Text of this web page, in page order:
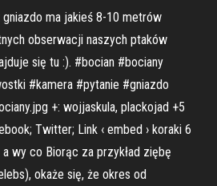
ma jakieś 8-10 metrów
obserwacji naszych ptaków
się tu :). #bocian #bociany
#kamera #pytanie #gniazdo
+: wojjaskula, plackojad +5
Twitter; Link ‹ embed › koraki 6
wy co Biorąc za przykład ziębę
okaże się, że okres od